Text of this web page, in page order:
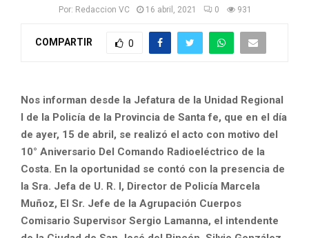
Por: Redaccion VC 16 abril, 2021 0 931
COMPARTIR 0
Nos informan desde la Jefatura de la Unidad Regional
I de la Policía de la Provincia de Santa fe, que en el día
de ayer, 15 de abril, se realizó el acto con motivo del
10° Aniversario Del Comando Radioeléctrico de la
Costa. En la oportunidad se contó con la presencia de
la Sra. Jefa de U. R. I, Director de Policía Marcela
Muñoz, El Sr. Jefe de la Agrupación Cuerpos
Comisario Supervisor Sergio Lamanna, el intendente